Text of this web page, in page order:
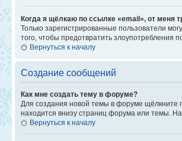
Когда я щёлкаю по ссылке «email», от меня
Только зарегистрированные пользователи
того, чтобы предотвратить злоупотребления
Вернуться к началу
Создание сообщений
Как мне создать тему в форуме?
Для создания новой темы в форуме щёлкните
находится внизу страниц форума или темы.
Вернуться к началу